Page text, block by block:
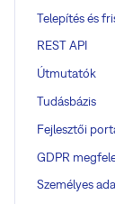
Telepítés és
REST API
Útmutatók
Tudásbázis
Fejlesztői
GDPR
Személyes